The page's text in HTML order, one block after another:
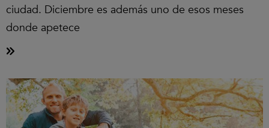
ciudad. Diciembre es además uno de esos meses
donde apetece